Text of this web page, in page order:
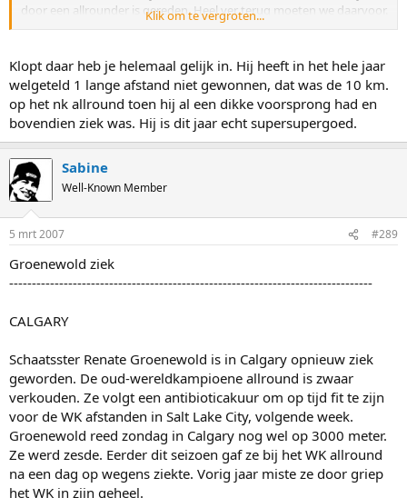
door een allrounder is gereden. Heel ver terug moeten we daarvoor.
Ritsma, Romme en Uytdehaage lieten in hun beste jaren altijd wel
...En daar ben ik dus veel en veel meer van onder de indruk dan van
Olympisch goud wat hoe je het ook went of keert toch een
momentopname is!
Klik om te vergroten...
Klopt daar heb je helemaal gelijk in. Hij heeft in het hele jaar
welgeteld 1 lange afstand niet gewonnen, dat was de 10 km.
op het nk allround toen hij al een dikke voorsprong had en
bovendien ziek was. Hij is dit jaar echt supersupergoed.
Sabine
Well-Known Member
5 mrt 2007 #289
Groenewold ziek
--------------------------------------------------------------------------------
CALGARY
Schaatsster Renate Groenewold is in Calgary opnieuw ziek
geworden. De oud-wereldkampioene allround is zwaar
verkouden. Ze volgt een antibioticakuur om op tijd fit te zijn
voor de WK afstanden in Salt Lake City, volgende week.
Groenewold reed zondag in Calgary nog wel op 3000 meter.
Ze werd zesde. Eerder dit seizoen gaf ze bij het WK allround
na een dag op wegens ziekte. Vorig jaar miste ze door griep
het WK in zijn geheel.